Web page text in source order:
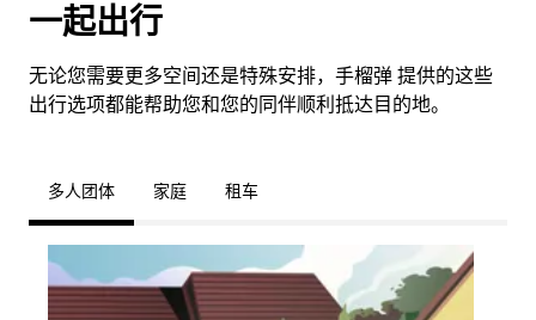
一起出行
无论您需要更多空间还是特殊安排，手榴弹 提供的这些
出行选项都能帮助您和您的同伴顺利抵达目的地。
多人团体 家庭 租车